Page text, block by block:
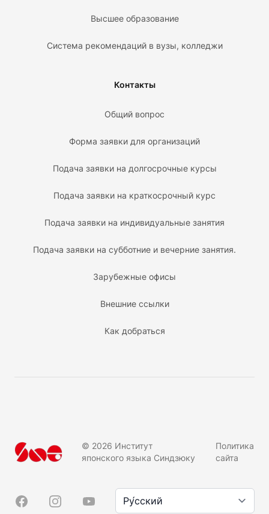
Высшее образование
Система рекомендаций в вузы, колледжи
Контакты
Общий вопрос
Форма заявки для организаций
Подача заявки на долгосрочные курсы
Подача заявки на краткосрочный курс
Подача заявки на индивидуальные занятия
Подача заявки на субботние и вечерние занятия.
Зарубежные офисы
Внешние ссылки
Как добраться
© 2026 Институт
японского языка Синдзюку
Политика
сайта
FacebookInstagramYouTube Язык/言語